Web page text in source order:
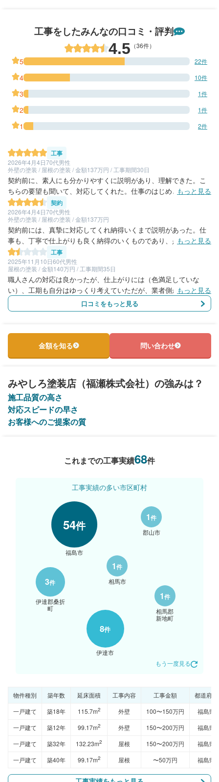
工事をしたみんなの口コミ・評判
4.5 （36件）
5 22件
4 10件
3 1件
2 1件
1 2件
工事
2026年4月4日70代男性
外壁の塗装 / 屋根の塗装 / 金額137万円 / 工事期間30日
契約前に、素人にも分かりやすくに説明があり、理解できた。こ
ちらの要望も聞いて、対応してくれた。仕事のはじめと終わりに
は、その日にやった仕事の内容について説明が毎回あり、分から
ないところを聞くことができて良かった。
もっと見る
契約
2026年4月4日70代男性
外壁の塗装 / 屋根の塗装 / 金額137万円
契約前には、真摯に対応してくれ納得いくまで説明があった。仕
事も、丁寧で仕上がりも良く納得のいくものであり、是非勧めた
い、
もっと見る
工事
2025年11月10日60代男性
屋根の塗装 / 金額140万円 / 工事期間35日
職人さんの対応は良かったが、仕上がりには（色満足していな
い）、工期も自分はゆっくり考えていただが、業者側が急ぎた
かったのか考えていたより早く着工となり不満が残った。施工
前、施工後の写真なんかも頂けなかった、この業者さんはおすす
もっと見る
口コミをもっと見る
金額を知る 問い合わせ
みやしろ塗装店（福瀬株式会社）の強みは？
施工品質の高さ
対応スピードの早さ
お客様へのご提案の質
これまでの工事実績68件
54件
福島市
8件
伊達市
3件
伊達郡桑折
町
1件
郡山市
1件
相馬市
1件
相馬郡
新地町
工事実績の多い市区町村
もう一度見る
物件種別 築年数 延床面積 工事内容 工事金額
都道府県
一戸建て
築18年 115.7m2 外壁 100〜150万円
福島県
一戸建て
築12年 99.17m2 外壁 150〜200万円
福島県
一戸建て
築32年 132.23m2 屋根 150〜200万円
福島県
一戸建て
築40年 99.17m2 屋根 〜50万円 福島県